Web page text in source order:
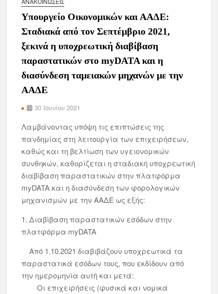
Υπουργείο Οικονομικών και ΑΑΔΕ:
Σταδιακά από τον Σεπτέμβριο 2021,
ξεκινά η υποχρεωτική διαβίβαση
παραστατικών στο myDATA και η
διασύνδεση ταμειακών μηχανών με την
ΑΑΔΕ
30 Ιουνίου 2021
Λαμβάνοντας υπόψη τις επιπτώσεις της
πανδημίας στη λειτουργία των επιχειρήσεων,
καθώς και τη βελτίωση των υγειονομικών
συνθηκών, καθορίζεται η σταδιακή υποχρεωτική
διαβίβαση παραστατικών στην πλατφόρμα
myDATA και η διασύνδεση των φορολογικών
μηχανισμών με την ΑΑΔΕ ως εξής:
1. Διαβίβαση παραστατικών εσόδων στην
πλατφόρμα myDATA
Από 1.10.2021 διαβιβάζουν υποχρεωτικά τα
παραστατικά εσόδων τους, που εκδίδουν από
την ημερομηνία αυτή και μετά:
Οι επιχειρήσεις (φυσικά και νομικά